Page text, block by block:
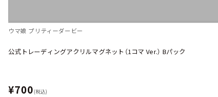
ウマ娘 プリティーダービー
公式トレーディングアクリルマグネット（1コマ Ver.） Bパック
¥700 (税込)